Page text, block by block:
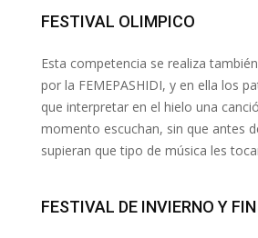
FESTIVAL OLIMPICO
Esta competencia se realiza
por la FEMEPASHIDI, y en ella los
que interpretar en el hielo una
momento escuchan, sin que antes
supieran que tipo de música les
FESTIVAL DE INVIERNO Y